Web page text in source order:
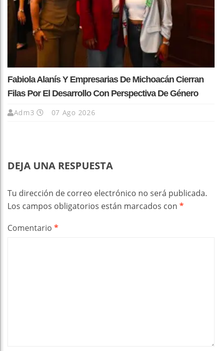
Fabiola Alanís Y Empresarias De Michoacán Cierran
Filas Por El Desarrollo Con Perspectiva De Género
Adm3 07 Ago 2026
DEJA UNA RESPUESTA
Tu dirección de correo electrónico no será publicada.
Los campos obligatorios están marcados con *
Comentario *